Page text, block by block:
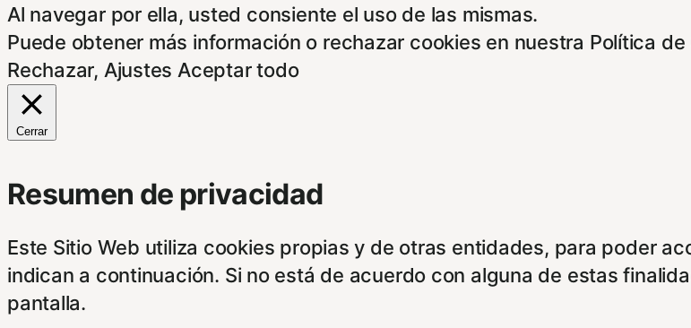
Al navegar por ella, usted consiente el uso de las mismas.
Puede obtener más información o rechazar cookies en nuestra Política de
Rechazar, Ajustes Aceptar todo
Cerrar
Resumen de privacidad
Este Sitio Web utiliza cookies propias y de otras entidades, para poder
indican a continuación. Si no está de acuerdo con alguna de estas
pantalla.